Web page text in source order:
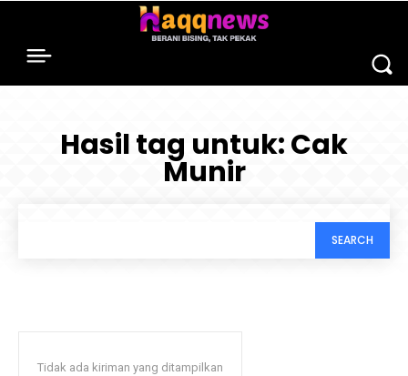
Hasil tag untuk:Cak
Munir
SEARCH
Tidak ada kiriman yang ditampilkan